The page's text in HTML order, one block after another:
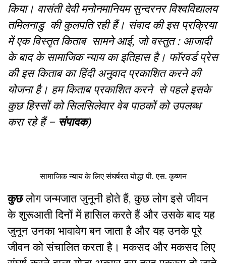
किया। वासंती देवी मनोनमानियम सुन्दरनर विश्वविद्यालय
तमिलनाडु की कुलपति रही हैं। संवाद की इस प्रक्रिया
में एक विस्तृत किताब सामने आई, जो वस्तुत : आजादी
के बाद के सामाजिक न्याय का इतिहास है। फॉरवर्ड प्रेस
की इस किताब का हिंदी अनुवाद प्रकाशित करने की
योजना है। हम किताब प्रकाशित करने से पहले इसके
कुछ हिस्सों को सिलसिलेवार वेब पाठकों को उपलब्ध
करा रहे हैं – संपादक)
सामाजिक न्याय के लिए संघर्षरत योद्धा पी. एस. कृष्णन
कुछलोग जन्मजात जुनूनी होते हैं, कुछ लोग इसे जीवन
के शुरूआती दिनों में हासिल करते हैं और उसके बाद यह
जुनून उनका भावावेग बन जाता है और यह उनके पूरे
जीवन को संचालित करता है। मकसद और मकसद लिए